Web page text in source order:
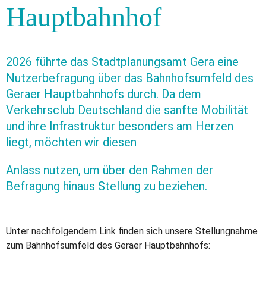
Hauptbahnhof
2026 führte das Stadtplanungsamt Gera eine
Nutzerbefragung über das Bahnhofsumfeld des
Geraer Hauptbahnhofs durch. Da dem
Verkehrsclub Deutschland die sanfte Mobilität
und ihre Infrastruktur besonders am Herzen
liegt, möchten wir diesen
Anlass nutzen, um über den Rahmen der
Befragung hinaus Stellung zu beziehen.
Unter nachfolgendem Link finden sich unsere Stellungnahme
zum Bahnhofsumfeld des Geraer Hauptbahnhofs: